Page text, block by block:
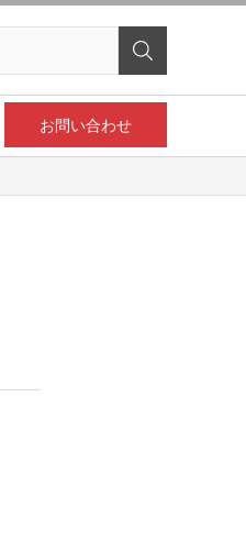
お問い合わせ